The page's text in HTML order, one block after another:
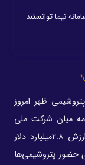
نیما توانستند
ظهر امروز
میان شرکت ملی
نفت ایران و هلدینگ‌های پتروشیمی کشور به ارزش ۲.۸میلیارد دلار
حضور پتروشیمی‌ها